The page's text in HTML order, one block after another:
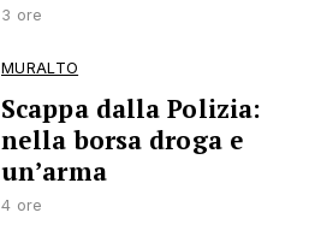
3 ore
MURALTO
Scappa dalla Polizia:
nella borsa droga e
un’arma
4 ore